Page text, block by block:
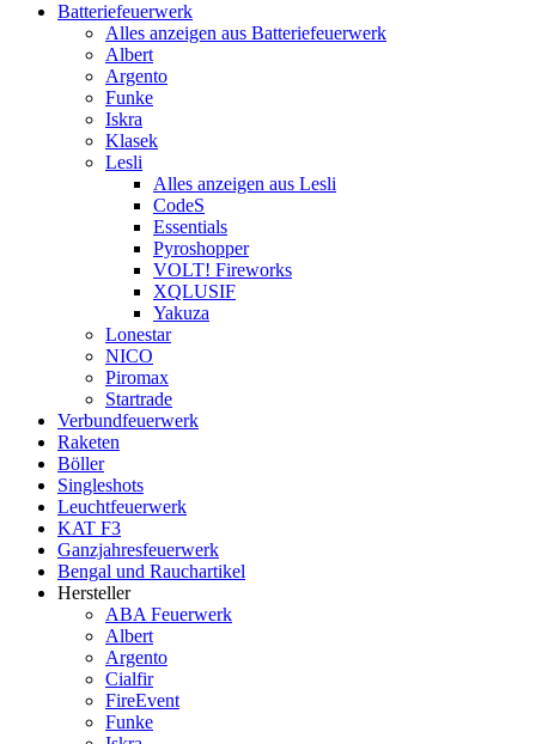
Batteriefeuerwerk
Alles anzeigen aus Batteriefeuerwerk
Albert
Argento
Funke
Iskra
Klasek
Lesli
Alles anzeigen aus Lesli
CodeS
Essentials
Pyroshopper
VOLT! Fireworks
XQLUSIF
Yakuza
Lonestar
NICO
Piromax
Startrade
Verbundfeuerwerk
Raketen
Böller
Singleshots
Leuchtfeuerwerk
KAT F3
Ganzjahresfeuerwerk
Bengal und Rauchartikel
Hersteller
ABA Feuerwerk
Albert
Argento
Cialfir
FireEvent
Funke